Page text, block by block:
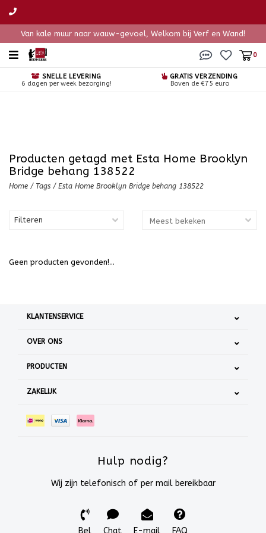
Van kale muur naar wauw-gevoel, Welkom bij Verf en Wand!
0
SNELLE LEVERING
6 dagen per week bezorging!
GRATIS VERZENDING
Boven de €75 euro
Producten getagd met Esta Home Brooklyn
Bridge behang 138522
Home / Tags / Esta Home Brooklyn Bridge behang 138522
Filteren
Geen producten gevonden!...
KLANTENSERVICE
OVER ONS
PRODUCTEN
ZAKELIJK
Hulp nodig?
Wij zijn telefonisch of per mail bereikbaar
Bel Chat E-mail FAQ